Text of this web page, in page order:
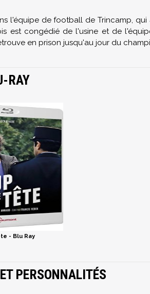
l'équipe de football de Trincamp,
est congédié de l'usine et de
en prison jusqu'au jour du
RAY
- Blu Ray
PERSONNALITÉS